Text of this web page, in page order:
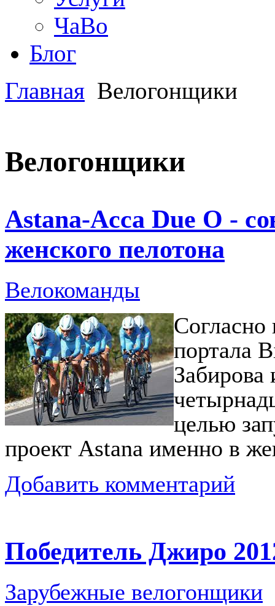
ЧаВо
Блог
Главная Велогонщики
Велогонщики
Аstana-Acca Due O -
женского пелотона
Велокоманды
портала
Забирова
целью
проект Astana именно в
Добавить комментарий
Победитель Джиро
Зарубежные велогонщики